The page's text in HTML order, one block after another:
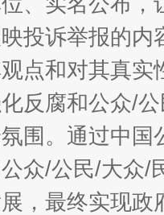
投诉举报的
点和对其真实
化反腐和公众/
围。通过中
众/公民/大众/
，最终实现